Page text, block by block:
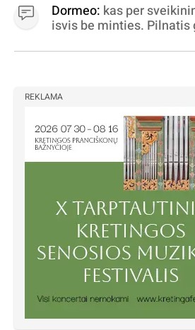
Dormeo: kas per
isvis be minties. Pilnatis
REKLAMA